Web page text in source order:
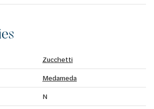
Zucchetti
Medameda
N